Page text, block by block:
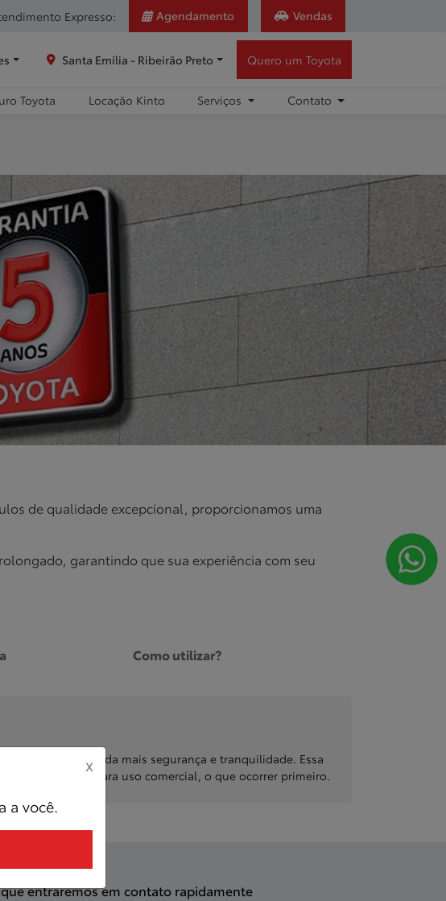
Expresso: Agendamento Vendas
Santa Emília - Ribeirão Preto Quero um Toyota
Toyota Locação Kinto Serviços Contato
de qualidade excepcional, proporcionamos uma
garantindo que sua experiência com seu
Como utilizar?
proporcionar ainda mais segurança e tranquilidade. Essa
quilômetros para uso comercial, o que ocorrer primeiro.
entraremos em contato rapidamente
X
a você.